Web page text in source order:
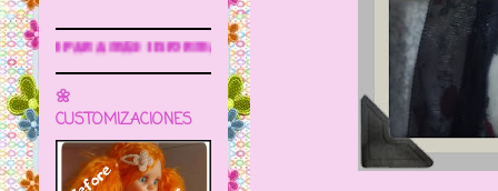
🌼
CUSTOMIZACIONES